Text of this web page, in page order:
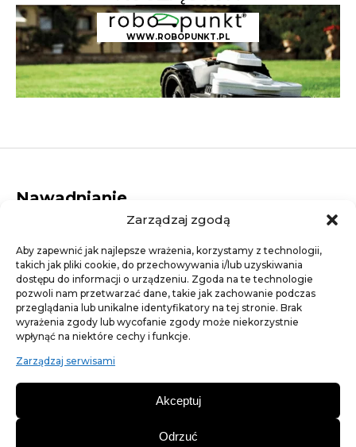
Zarządzaj zgodą
Aby zapewnić jak najlepsze wrażenia, korzystamy z technologii,
takich jak pliki cookie, do przechowywania i/lub uzyskiwania
dostępu do informacji o urządzeniu. Zgoda na te technologie
pozwoli nam przetwarzać dane, takie jak zachowanie podczas
przeglądania lub unikalne identyfikatory na tej stronie. Brak
wyrażenia zgody lub wycofanie zgody może niekorzystnie
wpłynąć na niektóre cechy i funkcje.
Zarządzaj serwisami
Akceptuj
Odrzuć
WWW.ROBOPUNKT.PL
Nawadnianie
Dysze statyczne
Studzienki elektrozaworowe
Linie kroplujące
Złączki
Artykuły ogrodnicze
Agrotkaniny
Trawa - nasiona traw
Nawozy trawnikowe
Szpilki, kotwy, gwoździe
Obrzeża ogrodowe